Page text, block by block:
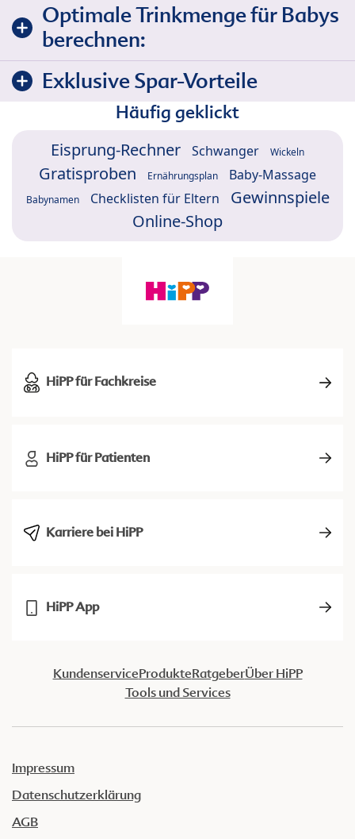
Optimale Trinkmenge für Babys
berechnen:
Exklusive Spar-Vorteile
Häufig geklickt
Eisprung-Rechner Schwanger Wickeln
Gratisproben Ernährungsplan Baby-Massage
Babynamen Checklisten für Eltern
Gewinnspiele
Online-Shop
HiPP für Fachkreise
HiPP für Patienten
Karriere bei HiPP
HiPP App
KundenserviceProdukteRatgeberÜber HiPP
Tools und Services
Impressum
Datenschutzerklärung
AGB